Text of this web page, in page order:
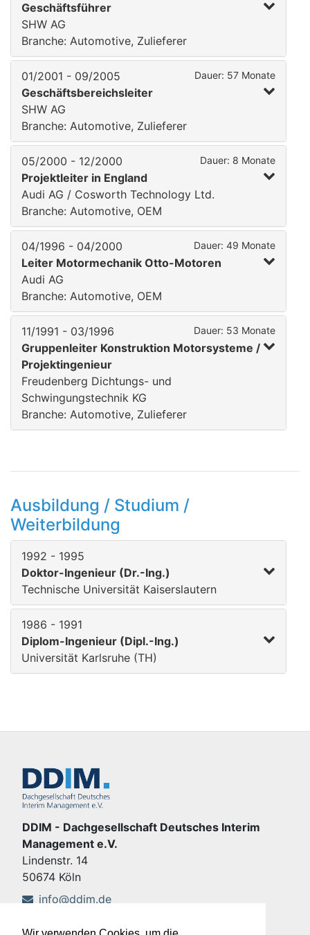
Geschäftsführer
SHW AG
Branche: Automotive, Zulieferer
01/2001 - 09/2005 Dauer: 57 Monate
Geschäftsbereichsleiter
SHW AG
Branche: Automotive, Zulieferer
05/2000 - 12/2000 Dauer: 8 Monate
Projektleiter in England
Audi AG / Cosworth Technology Ltd.
Branche: Automotive, OEM
04/1996 - 04/2000 Dauer: 49 Monate
Leiter Motormechanik Otto-Motoren
Audi AG
Branche: Automotive, OEM
11/1991 - 03/1996 Dauer: 53 Monate
Gruppenleiter Konstruktion Motorsysteme /
Projektingenieur
Freudenberg Dichtungs- und
Schwingungstechnik KG
Branche: Automotive, Zulieferer
Ausbildung / Studium /
Weiterbildung
1992 - 1995
Doktor-Ingenieur (Dr.-Ing.)
Technische Universität Kaiserslautern
1986 - 1991
Diplom-Ingenieur (Dipl.-Ing.)
Universität Karlsruhe (TH)
DDIM - Dachgesellschaft Deutsches Interim
Management e.V.
Lindenstr. 14
50674 Köln
info@ddim.de